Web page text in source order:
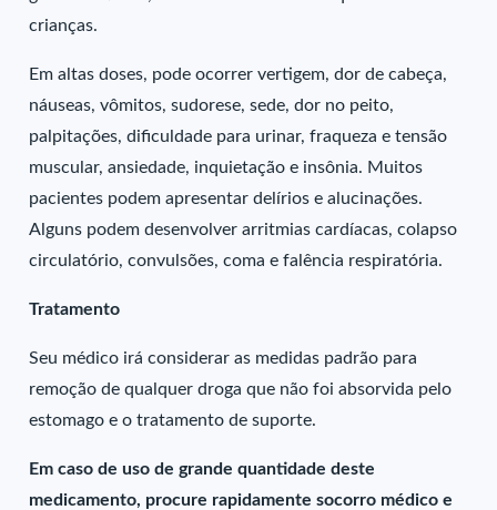
crianças.
Em altas doses, pode ocorrer vertigem, dor de cabeça,
náuseas, vômitos, sudorese, sede, dor no peito,
palpitações, dificuldade para urinar, fraqueza e tensão
muscular, ansiedade, inquietação e insônia. Muitos
pacientes podem apresentar delírios e alucinações.
Alguns podem desenvolver arritmias cardíacas, colapso
circulatório, convulsões, coma e falência respiratória.
Tratamento
Seu médico irá considerar as medidas padrão para
remoção de qualquer droga que não foi absorvida pelo
estomago e o tratamento de suporte.
Em caso de uso de grande quantidade deste
medicamento, procure rapidamente socorro médico e